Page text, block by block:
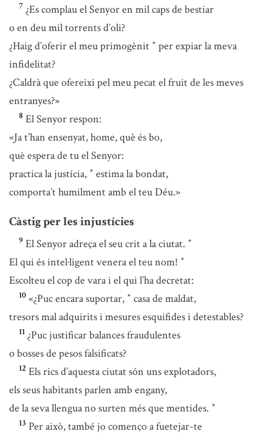
7 ¿Es complau el Senyor en mil caps de bestiar
o en deu mil torrents d’oli?
¿Haig d’oferir el meu primogènit * per expiar la meva
infidelitat?
¿Caldrà que ofereixi pel meu pecat el fruit de les meves
entranyes?»
8 El Senyor respon:
«Ja t’han ensenyat, home, què és bo,
què espera de tu el Senyor:
practica la justícia, * estima la bondat,
comporta’t humilment amb el teu Déu.»
Càstig per les injustícies
9 El Senyor adreça el seu crit a la ciutat. *
El qui és intel·ligent venera el teu nom! *
Escolteu el cop de vara i el qui l’ha decretat:
10 «¿Puc encara suportar, * casa de maldat,
tresors mal adquirits i mesures esquifides i detestables?
11 ¿Puc justificar balances fraudulentes
o bosses de pesos falsificats?
12 Els rics d’aquesta ciutat són uns explotadors,
els seus habitants parlen amb engany,
de la seva llengua no surten més que mentides. *
13 Per això, també jo començo a fuetejar-te